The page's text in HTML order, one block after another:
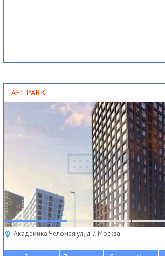
AFI-PARK
Академика Челомея ул, д 7, Москва